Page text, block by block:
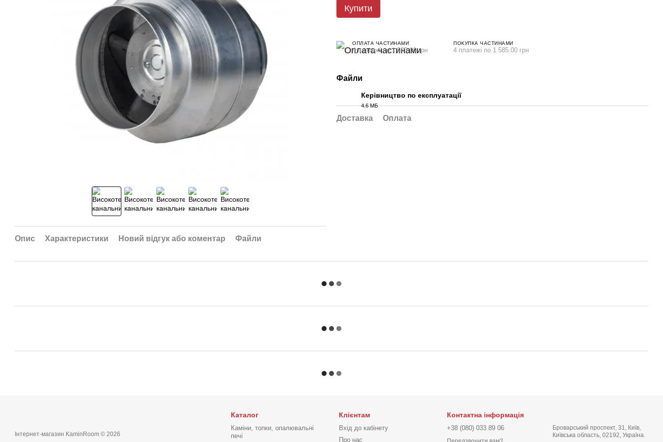
Опис Характеристики Новий відгук або коментар Файли
Купити
ОПЛАТА ЧАСТИНАМИ
4 платежі по 1 585.00 грн
ПОКУПКА ЧАСТИНАМИ
4 платежі по 1 585.00 грн
Файли
Керівництво по експлуатації
4.6 МБ
Доставка Оплата
Інтернет-магазин KaminRoom © 2026
Каталог
Каміни, топки, опалювальні
печі
Клієнтам
Вхід до кабінету
Про нас
Контактна інформація
+38 (080) 033 89 06
Броварський проспект, 31, Київ,
Київська область, 02192, Україна.